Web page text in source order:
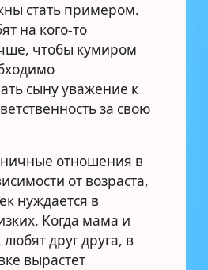
стать примером.
на кого-то
чтобы кумиром
сыну уважение к
за свою
отношения в
от возраста,
нуждается в
Когда мама и
друг друга, в
вырастет